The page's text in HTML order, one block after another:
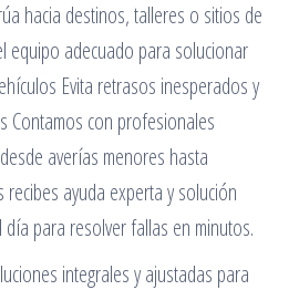
hacia destinos, talleres o sitios de
equipo adecuado para solucionar
Evita retrasos inesperados y
Contamos con profesionales
averías menores hasta
ayuda experta y solución
para resolver fallas en minutos.
integrales y ajustadas para